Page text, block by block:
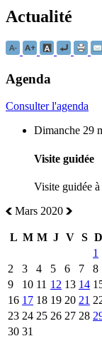
Actualité
Agenda
Consulter l'agenda
Dimanche 29
Visite guidée
Visite guidée
Mars 2020
L M M J V S D
1
2
3 4 5 6 7
8
9
10 11 12 13 14
16 17 18 19 20 21
23 24 25 26 27 28
30 31